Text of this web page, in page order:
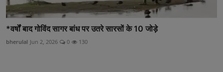
*वर्षों बाद गोविंद सागर बांध पर उतरे सारसों के 10 जोड़े
bherulal Jun 2, 2026 0 130